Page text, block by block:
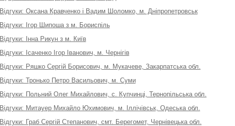
Відгуки: Оксана Кравченко і Вадим Шоломко, м. Дніпропетровськ
Відгуки: Ігор Шипоша з м. Бориспіль
Відгуки: Інна Рикун з м. Київ
Відгуки: Ісаченко Ігор Іванович, м. Чернігів
Відгуки: Ряшко Сергій Борисович, м. Мукачеве, Закарпатська обл.
Відгуки: Тронько Петро Васильович, м. Суми
Відгуки: Польний Олег Михайлович, с. Купчинці, Тернопільська обл.
Відгуки: Митауер Михайло Юхимович, м. Іллічівськ, Одеська обл.
Відгуки: Граб Сергій Степанович, смт. Берегомет, Чернівецька обл.